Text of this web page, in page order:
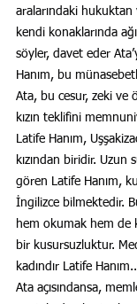
aralarındaki
kendi konaklarında
söyler, davet eder
Hanım, bu
Ata, bu cesur, zeki ve
kızın teklifini
Latife Hanım,
kızından biridir. Uzun
gören Latife Hanım,
İngilizce bilmektedir.
hem okumak hem de
bir kusursuzluktur.
kadındır Latife
Ata açısındansa,